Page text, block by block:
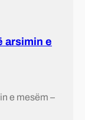
arsimin e
e mesëm –